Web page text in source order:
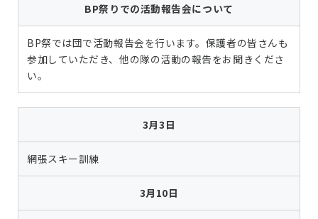
BP祭りでの活動報告会について
BP祭では団で活動報告会を行います。保護者の皆さんも
参加していただき、他の隊の活動の報告をお聞きくださ
い。
3月3日
網張スキー訓練
3月10日